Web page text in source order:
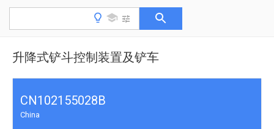
升降式铲斗控制装置及铲车
CN102155028B
China